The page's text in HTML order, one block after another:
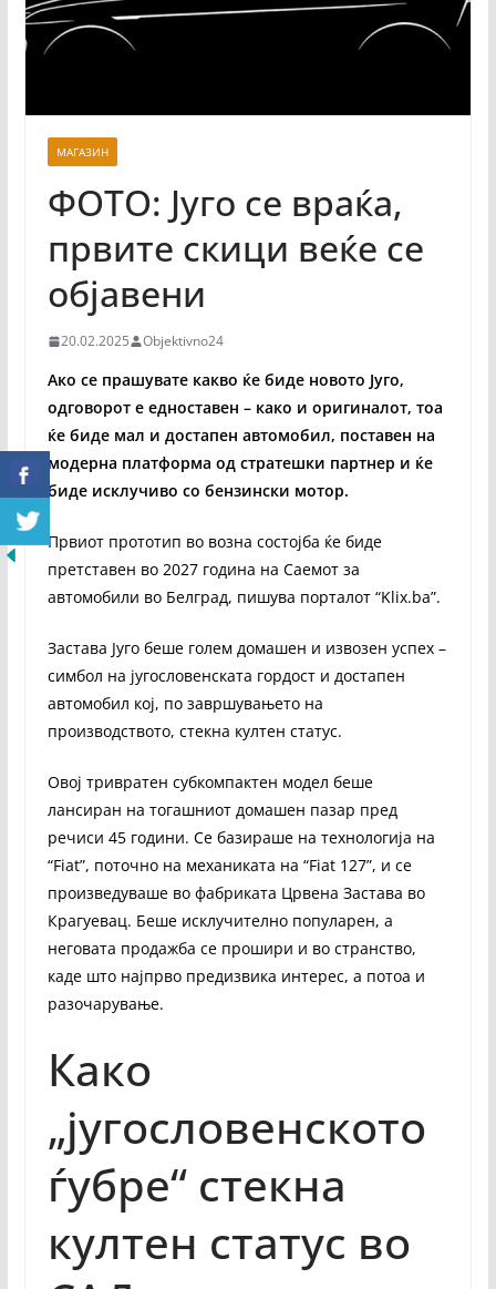
МАГАЗИН
ФОТО: Југо се враќа,
првите скици веќе се
објавени
20.02.2025 Objektivno24
Ако се прашувате какво ќе биде новото Југо,
одговорот е едноставен – како и оригиналот, тоа
ќе биде мал и достапен автомобил, поставен на
модерна платформа од стратешки партнер и ќе
биде исклучиво со бензински мотор.
Првиот прототип во возна состојба ќе биде
претставен во 2027 година на Саемот за
автомобили во Белград, пишува порталот “Klix.ba”.
Застава Југо беше голем домашен и извозен успех –
симбол на југословенската гордост и достапен
автомобил кој, по завршувањето на
производството, стекна култен статус.
Овој тривратен субкомпактен модел беше
лансиран на тогашниот домашен пазар пред
речиси 45 години. Се базираше на технологија на
“Fiat”, поточно на механиката на “Fiat 127”, и се
произведуваше во фабриката Црвена Застава во
Крагуевац. Беше исклучително популарен, а
неговата продажба се прошири и во странство,
каде што најпрво предизвика интерес, а потоа и
разочарување.
Како
„југословенското
ѓубре“ стекна
култен статус во